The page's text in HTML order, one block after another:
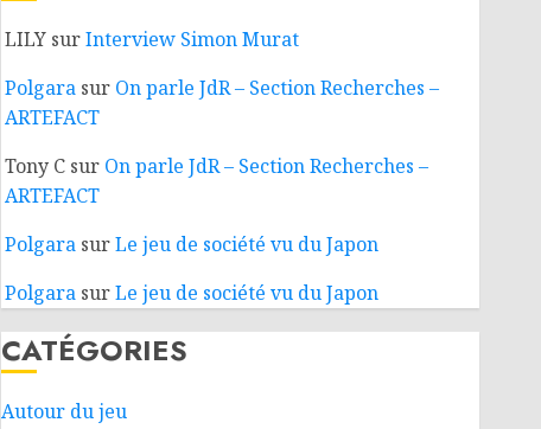
LILYsurInterview Simon Murat
Polgarasur On parle JdR – Section Recherches –
ARTEFACT
Tony Csur On parle JdR – Section Recherches –
ARTEFACT
PolgarasurLe jeu de société vu du Japon
PolgarasurLe jeu de société vu du Japon
CATÉGORIES
Autour du jeu